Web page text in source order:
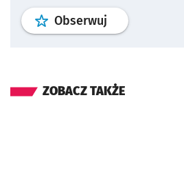
Obserwuj profil
ZOBACZ TAKŻE